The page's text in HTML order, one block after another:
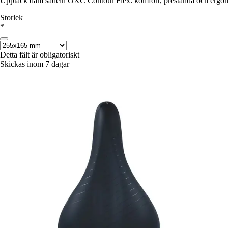
Storlek
*
Detta fält är obligatoriskt
Skickas inom 7 dagar